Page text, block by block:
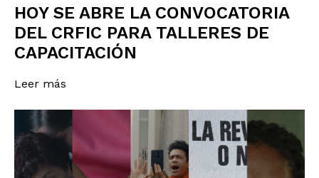
HOY SE ABRE LA CONVOCATORIA
DEL CRFIC PARA TALLERES DE
CAPACITACIÓN
Leer más